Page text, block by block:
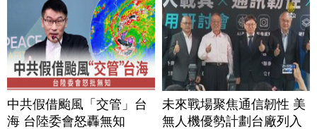
中共假借颱風「交管」台
海 台陸委會怒轟無知
未來戰場聚焦通信韌性 美
無人機優勢計劃台廠列入